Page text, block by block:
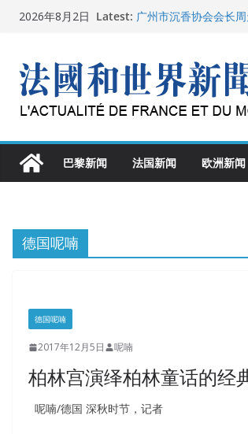
Skip2026年8月2日 Latest: 广州市沉香协会会长
从一杯沉香叶茶到一
文化考察纪行
父亲的日记
巴黎新闻 法国新闻 欧洲新闻
德国呢喃
德国呢喃
2017年12月5日 呢喃
柏林宫演绎柏林童话的经
呢喃/德国 深秋时节，记者